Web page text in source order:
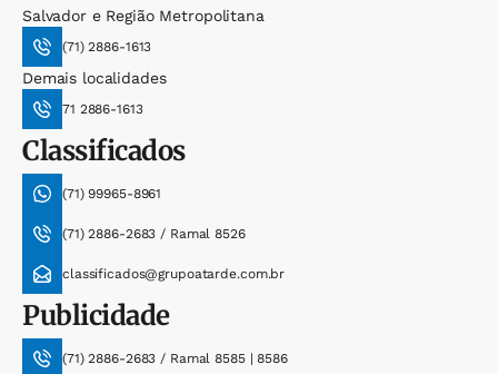
Salvador e Região Metropolitana
(71) 2886-1613
Demais localidades
71 2886-1613
Classificados
(71) 99965-8961
(71) 2886-2683 / Ramal 8526
classificados@grupoatarde.com.br
Publicidade
(71) 2886-2683 / Ramal 8585 | 8586